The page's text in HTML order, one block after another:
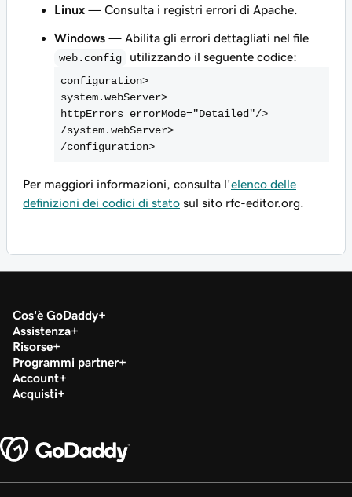
Linux — Consulta i registri errori di Apache.
Windows — Abilita gli errori dettagliati nel file
web.config
utilizzando il seguente codice:
/configuration>
Per maggiori informazioni, consulta l'elenco delle
definizioni dei codici di stato sul sito rfc-editor.org.
Cos'è GoDaddy
Assistenza
Risorse
Programmi partner
Account
Acquisti